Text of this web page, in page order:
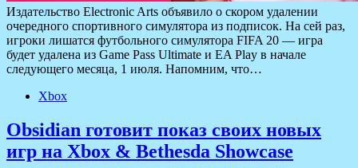
Издательство Electronic Arts объявило о скором удалении
очередного спортивного симулятора из подписок. На сей раз,
игроки лишатся футбольного симулятора FIFA 20 — игра
будет удалена из Game Pass Ultimate и EA Play в начале
следующего месяца, 1 июля. Напомним, что…
Xbox
Obsidian готовит показ своих новых
игр на Xbox & Bethesda Showcase